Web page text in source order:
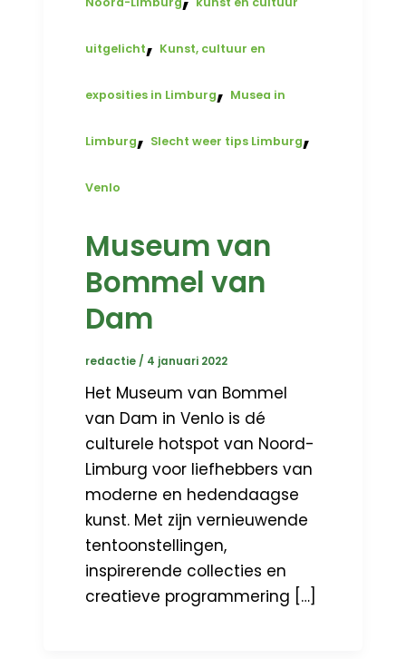
uitgelicht, Kunst, cultuur en
exposities in Limburg, Musea in
Limburg, Slecht weer tips Limburg,
Venlo
Museum van
Bommel van
Dam
redactie / 4 januari 2022
Het Museum van Bommel
van Dam in Venlo is dé
culturele hotspot van Noord-
Limburg voor liefhebbers van
moderne en hedendaagse
kunst. Met zijn vernieuwende
tentoonstellingen,
inspirerende collecties en
creatieve programmering […]